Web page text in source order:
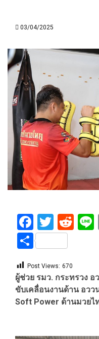
03/04/2025
Facebook
Share
Post Views: 670
ผู้ช่วย รมว. กระทรวง
ขับเคลื่อนงานด้าน อวว
Soft Power ด้านมวยไ